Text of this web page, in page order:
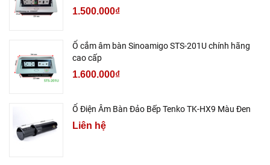
1.500.000₫
Ổ cắm âm bàn Sinoamigo STS-201U chính hãng
cao cấp
1.600.000₫
Ổ Điện Âm Bàn Đảo Bếp Tenko TK-HX9 Màu Đen
Liên hệ